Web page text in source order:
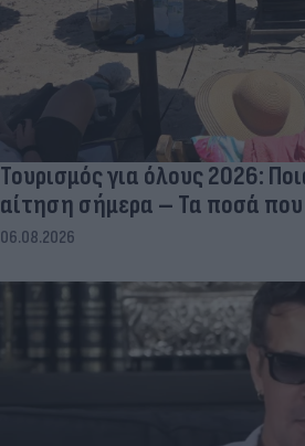
Τουρισμός για όλους 2026:
αίτηση σήμερα – Τα ποσά που
06.08.2026